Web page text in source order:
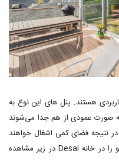
هستند. پنل های این نوع به
صورت عمودی از هم جدا می‌شوند
نتیجه فضای کمی اشغال خواهند
کرد. نمونه‌ای بزرگ از دیوارهای شیشه‌ای تاشو را در خانه Desai در زیر مشاهده